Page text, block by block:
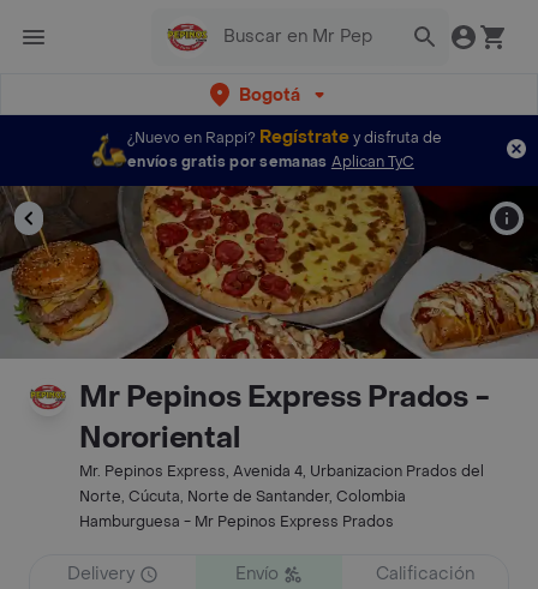
Bogotá
¿Nuevo en Rappi? Regístratey disfruta de
envíos gratis por semanas Aplican TyC
Mr Pepinos Express Prados -
Nororiental
Mr. Pepinos Express, Avenida 4, Urbanizacion Prados del
Norte, Cúcuta, Norte de Santander, Colombia
Hamburguesa - Mr Pepinos Express Prados
Delivery
Envío
Calificación